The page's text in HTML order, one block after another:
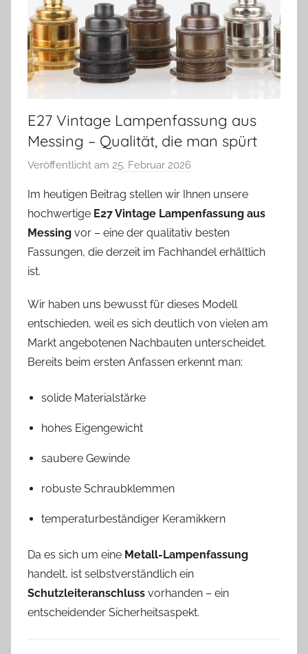
E27 Vintage Lampenfassung aus
Messing – Qualität, die man spürt
Veröffentlicht am 25. Februar 2026
n
A
n
d
a
s
Im heutigen Beitrag stellen wir Ihnen unsere
hochwertige E27 Vintage Lampenfassung aus
Messing vor – eine der qualitativ besten
Fassungen, die derzeit im Fachhandel erhältlich
ist.
Wir haben uns bewusst für dieses Modell
entschieden, weil es sich deutlich von vielen am
Markt angebotenen Nachbauten unterscheidet.
Bereits beim ersten Anfassen erkennt man:
solide Materialstärke
hohes Eigengewicht
saubere Gewinde
robuste Schraubklemmen
temperaturbeständiger Keramikkern
Da es sich um eine Metall-Lampenfassung
handelt, ist selbstverständlich ein
Schutzleiteranschluss vorhanden – ein
entscheidender Sicherheitsaspekt.